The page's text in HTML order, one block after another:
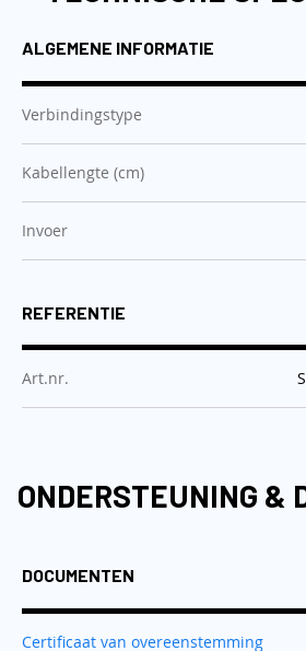
ALGEMENE INFORMATIE
Verbindingstype
Kabellengte (cm)
Invoer
REFERENTIE
Art.nr. :
ONDERSTEUNING &
DOCUMENTEN
Certificaat van overeenstemming